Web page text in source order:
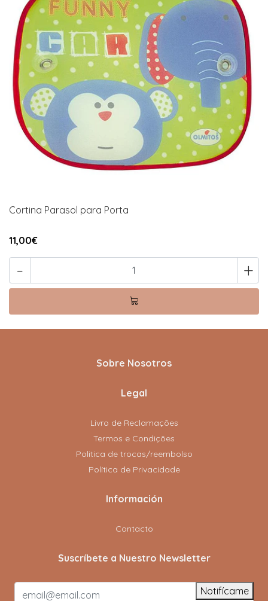
Cortina Parasol para Porta
11,00€
- +
Sobre Nosotros
Legal
Livro de Reclamações
Termos e Condições
Politica de trocas/reembolso
Política de Privacidade
Información
Contacto
Suscríbete a Nuestro Newsletter
Notifícame